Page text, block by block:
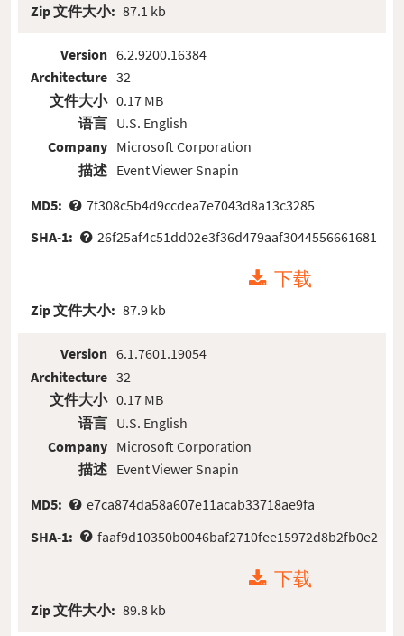
Zip 文件大小: 87.1 kb
Version
Architecture
文件大小
语言
Company
描述
6.2.9200.16384
32
0.17 MB
U.S. English
Microsoft Corporation
Event Viewer Snapin
MD5:
7f308c5b4d9ccdea7e7043d8a13c3285
SHA-1:
26f25af4c51dd02e3f36d479aaf3044556661681
下载
Zip 文件大小: 87.9 kb
Version
Architecture
文件大小
语言
Company
描述
6.1.7601.19054
32
0.17 MB
U.S. English
Microsoft Corporation
Event Viewer Snapin
MD5:
e7ca874da58a607e11acab33718ae9fa
SHA-1:
faaf9d10350b0046baf2710fee15972d8b2fb0e2
下载
Zip 文件大小: 89.8 kb